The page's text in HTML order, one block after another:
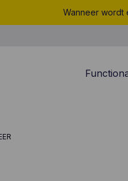
Wanneer wordt